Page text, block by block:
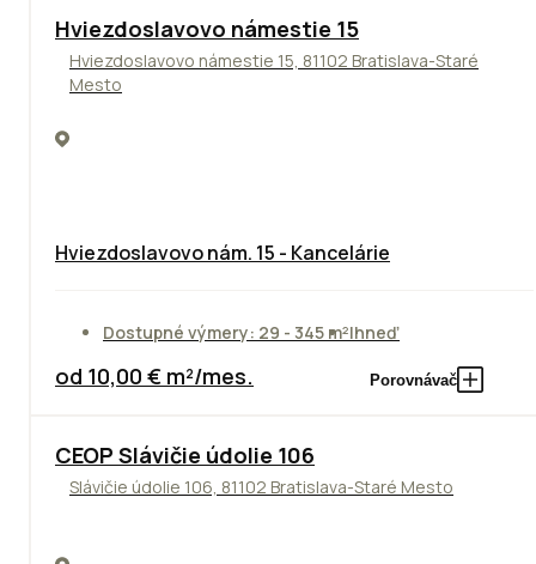
ODPORÚČAME
Hviezdoslavovo námestie 15
Hviezdoslavovo námestie 15, 81102 Bratislava-Staré
Mesto
Hviezdoslavovo nám. 15 - Kancelárie
Dostupné výmery: 29 - 345 m²Ihneď
od 10,00 € m²/mes. Porovnávač
CEOP Slávičie údolie 106
Slávičie údolie 106, 81102 Bratislava-Staré Mesto